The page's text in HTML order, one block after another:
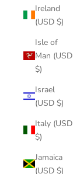
Ireland
(USD $)
Isle of
Man (USD
$)
Israel
(USD $)
Italy (USD
$)
Jamaica
(USD $)